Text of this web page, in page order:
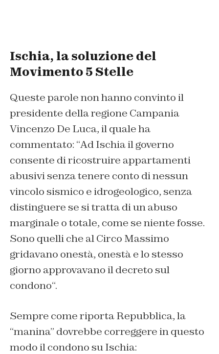
Ischia, la soluzione del
Movimento 5 Stelle
Queste parole non hanno convinto il
presidente della regione Campania
Vincenzo De Luca, il quale ha
commentato: “Ad Ischia il governo
consente di ricostruire appartamenti
abusivi senza tenere conto di nessun
vincolo sismico e idrogeologico, senza
distinguere se si tratta di un abuso
marginale o totale, come se niente fosse.
Sono quelli che al Circo Massimo
gridavano onestà, onestà e lo stesso
giorno approvavano il decreto sul
condono“.
Sempre come riporta Repubblica, la
“manina” dovrebbe correggere in questo
modo il condono su Ischia: